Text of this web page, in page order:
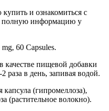
и ознакомиться с
полную информацию у
60 Capsules.
в качестве пищевой добавки
раза в день, запивая водой.
капсула (гипромеллоза),
(растительное волокно).